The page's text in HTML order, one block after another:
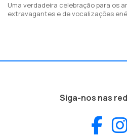
Uma verdadeira celebração para os
extravagantes e de vocalizações
Siga-nos nas